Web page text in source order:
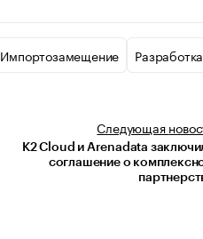
Импортозамещение
Следующая
K2 Cloud и Arenadata
соглашение о